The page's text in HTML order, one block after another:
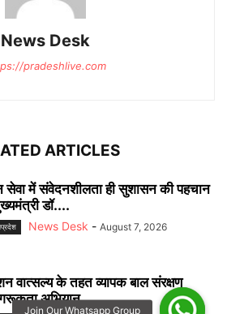
News Desk
pradeshlive.com
ARTICLES
में संवेदनशीलता ही सुशासन की पहचान
डॉ....
News Desk - August 7, 2026
वात्सल्य के तहत व्यापक बाल संरक्षण
अभियान